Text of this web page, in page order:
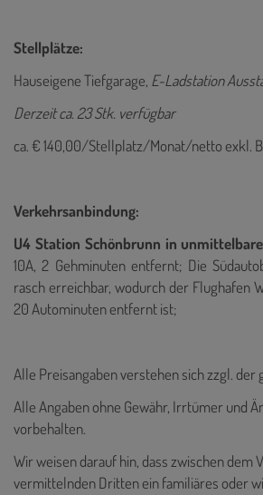
Stellplätze:
Hauseigene Tiefgarage, E-Ladstation
Derzeit ca. 23 Stk. verfügbar
ca. € 140,00/Stellplatz/Monat/netto exkl.
Verkehrsanbindung:
U4 Station Schönbrunn in
10A, 2 Gehminuten entfernt; Die
rasch erreichbar, wodurch der Flughafen
20 Autominuten entfernt ist;
Alle Preisangaben verstehen sich zzgl. der
Alle Angaben ohne Gewähr, Irrtümer und
vorbehalten.
Wir weisen darauf hin, dass zwischen dem
vermittelnden Dritten ein familiäres oder